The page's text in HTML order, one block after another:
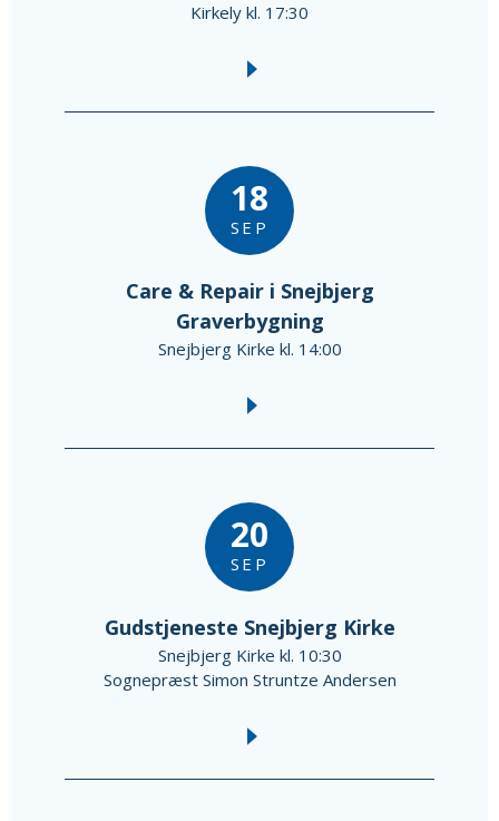
Kirkely kl. 17:30
18
SEP
Care & Repair i Snejbjerg
Graverbygning
Snejbjerg Kirke kl. 14:00
20
SEP
Gudstjeneste Snejbjerg Kirke
Snejbjerg Kirke kl. 10:30
Sognepræst Simon Struntze Andersen